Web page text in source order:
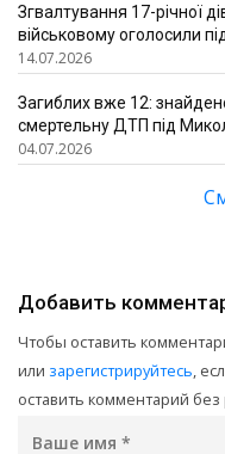
Згвалтування 17-річної
військовому оголосили
14.07.2026
Загиблих вже 12:
смертельну ДТП під
04.07.2026
Добавить
Чтобы оставить
или зарегистрируйтесь ,
оставить комментарий